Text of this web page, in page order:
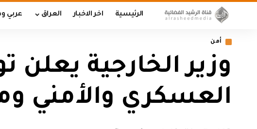
الرئيسية اخر الاخبار العراق عربي
أمن
وزير الخارجية يعلن
العسكري والأمني